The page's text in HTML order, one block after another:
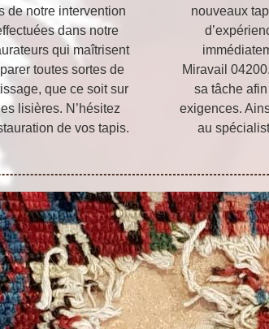
de notre intervention
dans notre
qui maîtrisent
toutes sortes de
que ce soit sur
lisières. N’hésitez
de vos tapis.
nouveaux
Miravail
sa tâche
exigences.
au